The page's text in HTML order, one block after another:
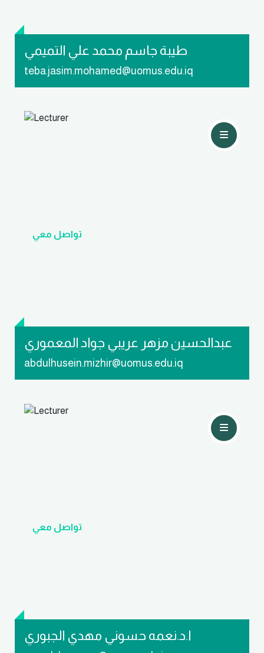
طيبة جاسم محمد علي التميمي
teba.jasim.mohamed@uomus.edu.iq
عبدالحسين مزهر عريبي جواد المعموري
abdulhusein.mizhir@uomus.edu.iq
تواصل معي
ا.د.نعمه حسوني مهدي الجبوري
تواصل معي